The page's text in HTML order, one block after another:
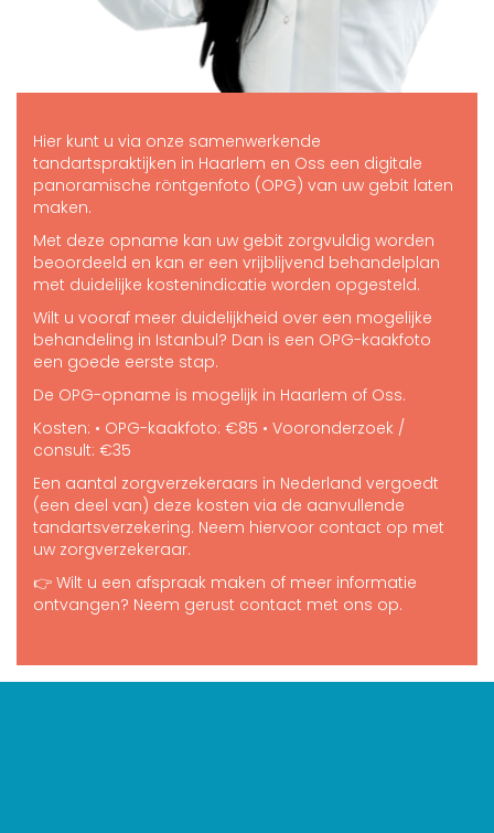
Hier kunt u via onze samenwerkende
tandartspraktijken in Haarlem en Oss een digitale
panoramische röntgenfoto (OPG) van uw gebit laten
maken.
Met deze opname kan uw gebit zorgvuldig worden
beoordeeld en kan er een vrijblijvend behandelplan
met duidelijke kostenindicatie worden opgesteld.
Wilt u vooraf meer duidelijkheid over een mogelijke
behandeling in Istanbul? Dan is een OPG-kaakfoto
een goede eerste stap.
De OPG-opname is mogelijk in Haarlem of Oss.
Kosten: • OPG-kaakfoto: €85 • Vooronderzoek /
consult: €35
Een aantal zorgverzekeraars in Nederland vergoedt
(een deel van) deze kosten via de aanvullende
tandartsverzekering. Neem hiervoor contact op met
uw zorgverzekeraar.
👉 Wilt u een afspraak maken of meer informatie
ontvangen? Neem gerust contact met ons op.